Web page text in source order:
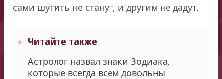
сами шутить не станут, и другим не дадут.
Читайте также
Астролог назвал знаки Зодиака,
которые всегда всем довольны